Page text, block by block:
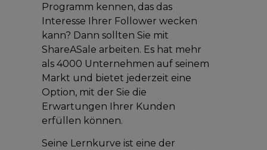
Programm kennen, das das
Interesse Ihrer Follower wecken
kann? Dann sollten Sie mit
ShareASale arbeiten. Es hat mehr
als 4000 Unternehmen auf seinem
Markt und bietet jederzeit eine
Option, mit der Sie die
Erwartungen Ihrer Kunden
erfüllen können.
Seine Lernkurve ist eine der